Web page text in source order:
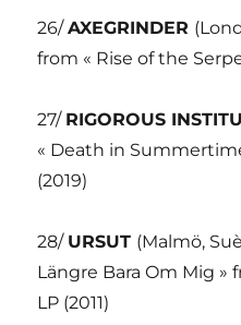
26/AXEGRINDER
from « Rise of the
27/ RIGOROUS
« Death in
(2019)
28/ URSUT (Malmö,
Längre Bara Om Mig »
LP (2011)